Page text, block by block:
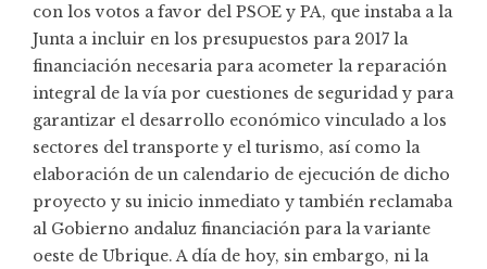
con los votos a favor del PSOE y PA, que instaba a la
Junta a incluir en los presupuestos para 2017 la
financiación necesaria para acometer la reparación
integral de la vía por cuestiones de seguridad y para
garantizar el desarrollo económico vinculado a los
sectores del transporte y el turismo, así como la
elaboración de un calendario de ejecución de dicho
proyecto y su inicio inmediato y también reclamaba
al Gobierno andaluz financiación para la variante
oeste de Ubrique. A día de hoy, sin embargo, ni la